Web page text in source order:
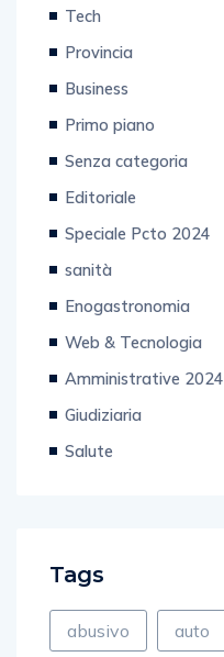
Tech
Provincia
Business
Primo piano
Senza categoria
Editoriale
Speciale Pcto 2024
sanità
Enogastronomia
Web & Tecnologia
Amministrative 2024
Giudiziaria
Salute
Tags
abusivo auto